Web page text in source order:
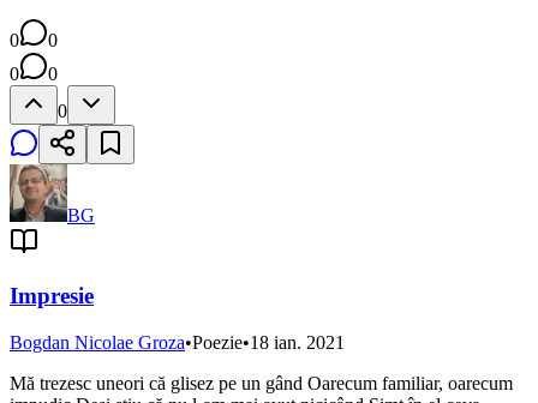
0
0
0
0
0
BG
Impresie
Bogdan Nicolae Groza•Poezie•18 ian. 2021
Mă trezesc uneori că glisez pe un gând Oarecum familiar, oarecum